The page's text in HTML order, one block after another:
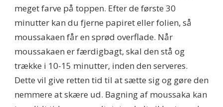
meget farve på toppen. Efter de første 30
minutter kan du fjerne papiret eller folien, så
moussakaen får en sprød overflade. Når
moussakaen er færdigbagt, skal den stå og
trække i 10-15 minutter, inden den serveres.
Dette vil give retten tid til at sætte sig og gøre den
nemmere at skære ud. Bagning af moussaka kan